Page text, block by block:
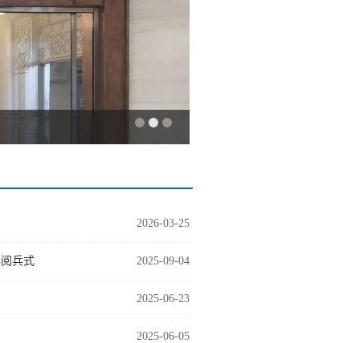
2026-03-25
2025-09-04
兵式
2025-06-23
2025-06-05